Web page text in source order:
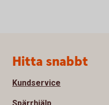
Sidfot
Hitta snabbt
Kundservice